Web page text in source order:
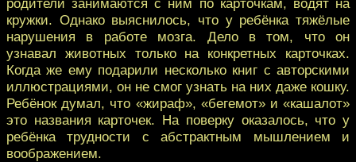
кружки. Однако выяснилось, что у ребёнка тяжёлые
нарушения в работе мозга. Дело в том, что он
узнавал животных только на конкретных карточках.
Когда же ему подарили несколько книг с авторскими
иллюстрациями, он не смог узнать на них даже кошку.
Ребёнок думал, что «жираф», «бегемот» и «кашалот»
это названия карточек. На поверку оказалось, что у
ребёнка трудности с абстрактным мышлением и
воображением.